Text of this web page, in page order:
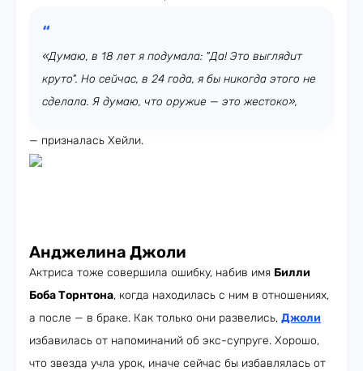
«Думаю, в 18 лет я подумала: "Да! Это выглядит
круто". Но сейчас, в 24 года, я бы никогда этого не
сделала. Я думаю, что оружие — это жестоко»,
— призналась Хейли.
Анджелина Джоли
Актриса тоже совершила ошибку, набив имя Билли
Боба Торнтона, когда находилась с ним в отношениях,
а после — в браке. Как только они развелись, Джоли
избавилась от напоминаний об экс-супруге. Хорошо,
что звезда учла урок, иначе сейчас бы избавлялась от